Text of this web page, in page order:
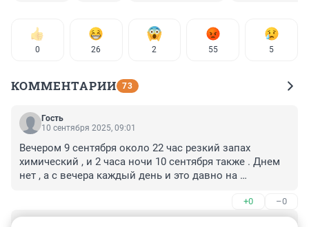
0 26 2 55 5
КОММЕНТАРИИ 73
Гость
10 сентября 2025, 09:01
Вечером 9 сентября около 22 час резкий запах
химический , и 2 часа ночи 10 сентября также . Днем
нет , а с вечера каждый день и это давно на
+0 –0